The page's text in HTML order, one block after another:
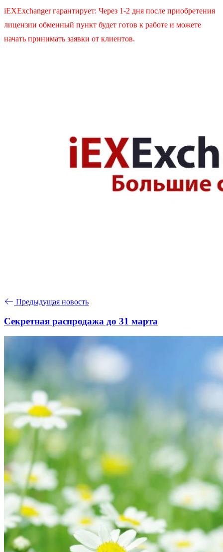
iEXExchanger гарантирует: Через 1-2 дня после приобретения
лицензии обменный пункт будет готов к работе и можете
начать принимать заявки от клиентов.
Предыдущая новость
Секретная распродажа до 31 марта